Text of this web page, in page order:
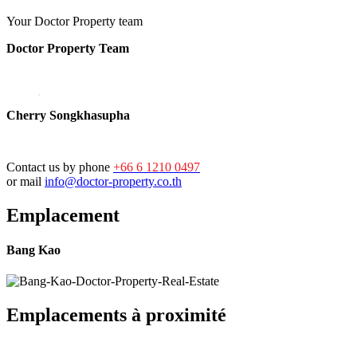
Your Doctor Property team
Doctor Property Team
Cherry Songkhasupha
Contact us by phone +66 6 1210 0497
or mail info@doctor-property.co.th
Emplacement
Bang Kao
Emplacements à proximité